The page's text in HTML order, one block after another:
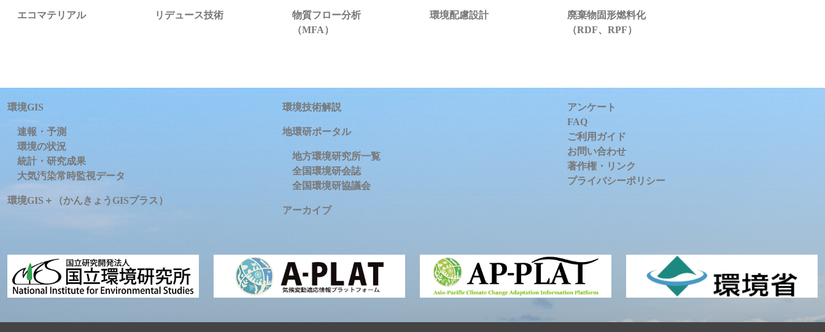
エコマテリアル リデュース技術
物質フロー分析
（MFA）
環境配慮設計
廃棄物固形燃料化
（RDF、RPF）
環境GIS
速報・予測
環境の状況
統計・研究成果
大気汚染常時監視データ
環境GIS＋（かんきょうGISプラス）
環境技術解説
地環研ポータル
地方環境研究所一覧
全国環境研会誌
全国環境研協議会
アーカイブ
アンケート
FAQ
ご利用ガイド
お問い合わせ
著作権・リンク
プライバシーポリシー